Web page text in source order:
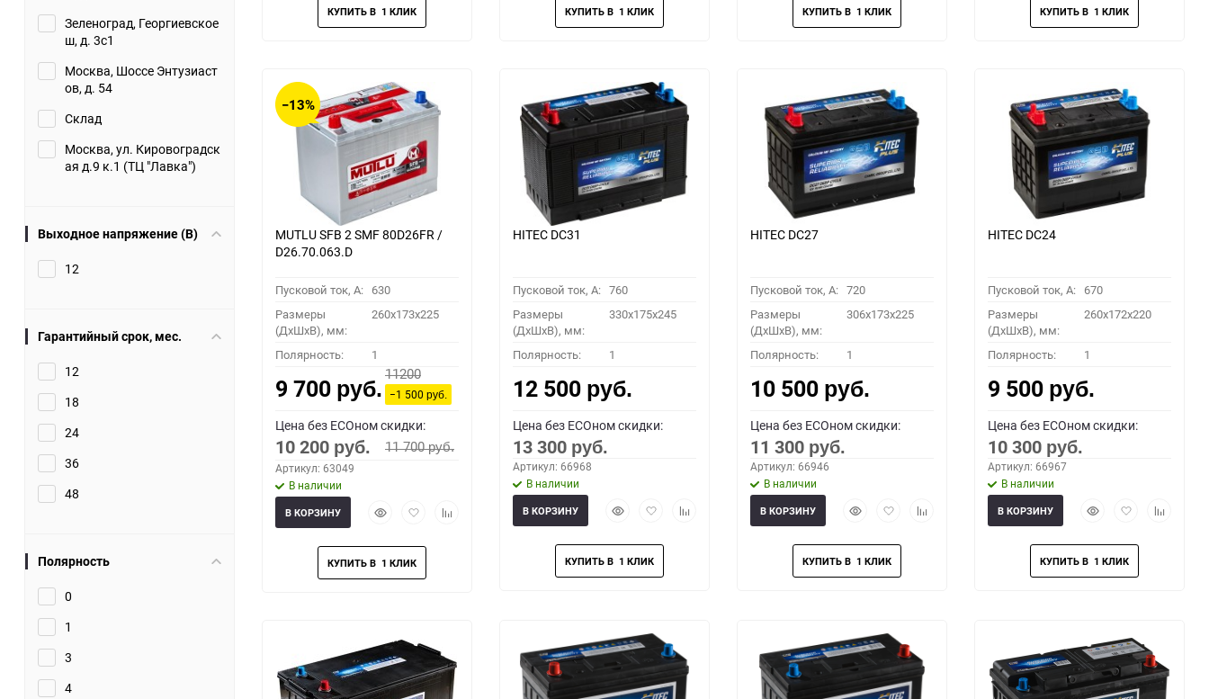
Зеленоград, Георгиевское
ш, д. 3с1
Москва, Шоссе Энтузиаст
ов, д. 54
Склад
Москва, ул. Кировоградск
ая д.9 к.1 (ТЦ "Лавка")
Выходное напряжение (В)
12
Гарантийный срок, мес.
12
18
24
36
48
Полярность
0
1
3
4
−13%
MUTLU SFB 2 SMF 80D26FR /
D26.70.063.D
Пусковой ток, A: 630
Размеры
(ДхШхВ), мм:
260x173x225
Полярность: 1
9 700 руб.
11200
−1 500руб.
Цена без ECOном скидки:
10 200 руб. 11 700руб.
Артикул: 63049
В наличии
БыстрыйДобавить
избранное
Добавить
В КОРЗИНУ
HITEC DС31
Пусковой ток, A: 760
Размеры
(ДхШхВ), мм:
330x175x245
Полярность: 1
12 500 руб.
Цена без ECOном скидки:
13 300 руб.
Артикул: 66968
В наличии
БыстрыйДобавить
избранное
Добавить
В КОРЗИНУ
HITEC DC27
Пусковой ток, A: 720
Размеры
(ДхШхВ), мм:
306x173x225
Полярность: 1
10 500 руб.
Цена без ECOном скидки:
11 300 руб.
Артикул: 66946
В наличии
БыстрыйДобавить
избранное
Добавить
В КОРЗИНУ
HITEC DС24
Пусковой ток, A: 670
Размеры
(ДхШхВ), мм:
260x172x220
Полярность: 1
9 500 руб.
Цена без ECOном скидки:
10 300 руб.
Артикул: 66967
В наличии
БыстрыйДобавить
избранное
Добавить
В КОРЗИНУ